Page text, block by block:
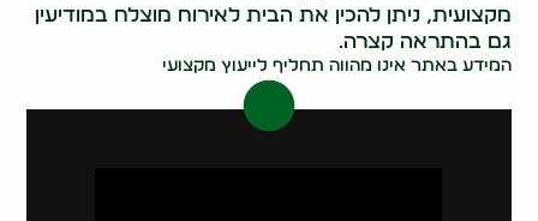
מקצועית, ניתן להכין את הבית לאירוח מוצלח במודיעין
גם בהתראה קצרה.
המידע באתר אינו מהווה תחליף לייעוץ מקצועי